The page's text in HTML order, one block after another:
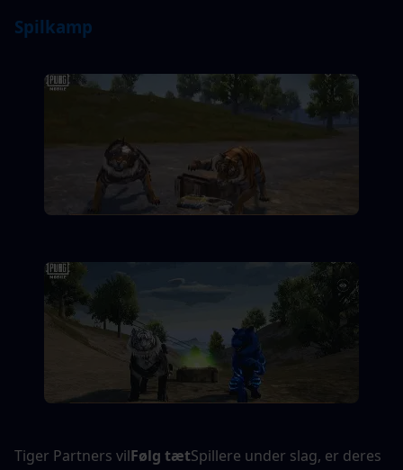
Spilkamp
Tiger Partners vilFølg tætSpillere under slag, er deres